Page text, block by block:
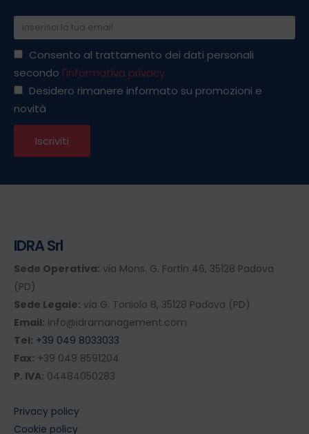
Consento al trattamento dei dati personali
secondo l'informativa privacy
Desidero rimanere informato su promozioni e
novità
IDRA Srl
Sede Operativa: via Mons. G. Fortin 46, 35128 Padova
(PD)
Sede Legale: via G. Toniolo 8, 35128 Padova (PD)
Email: info@idramanagement.com
Tel: +39 049 8033033
Fax: +39 049 8591204
P. IVA: 04484050283
Privacy policy
Cookie policy